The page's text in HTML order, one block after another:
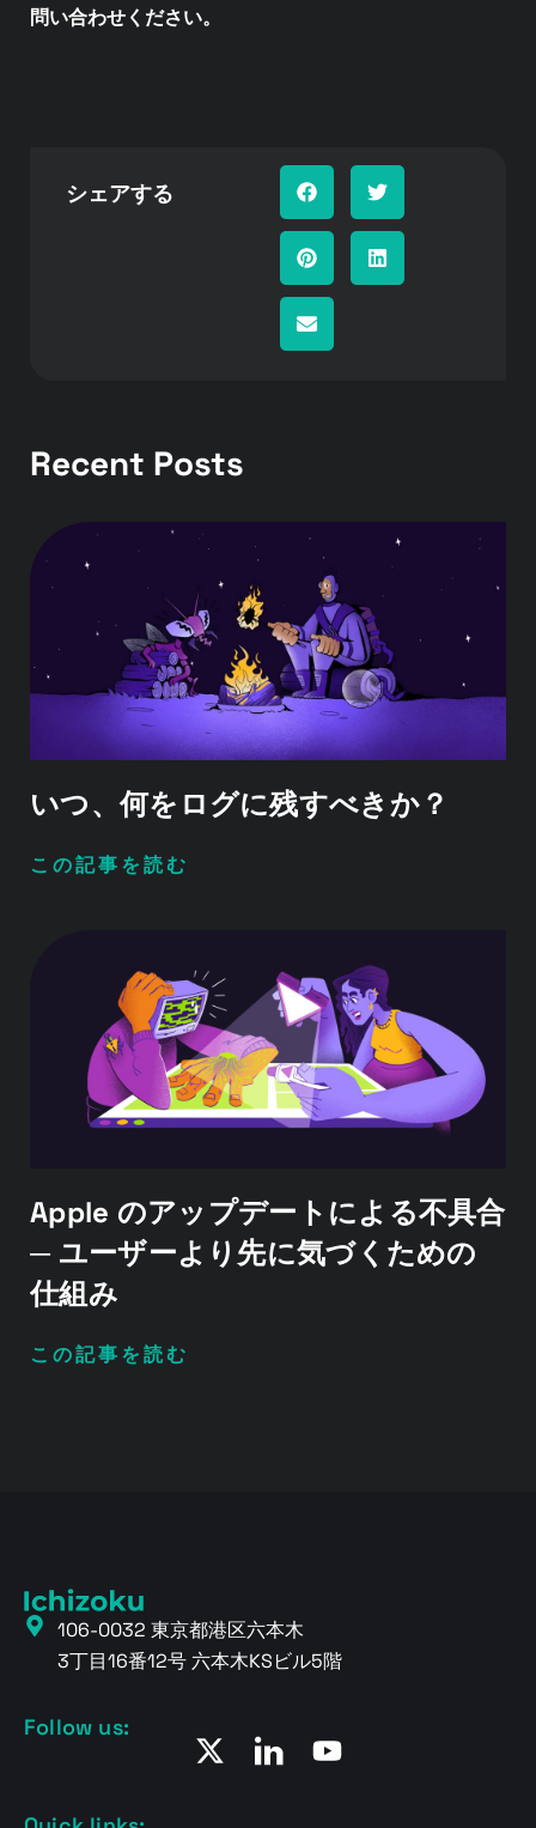
問い合わせください。
シェアする
Recent Posts
いつ、何をログに残すべきか？
この記事を読む
Apple のアップデートによる不具合
─ ユーザーより先に気づくための
仕組み
この記事を読む
106-0032 東京都港区六本木
3丁目16番12号 六本木KSビル5階
Follow us: